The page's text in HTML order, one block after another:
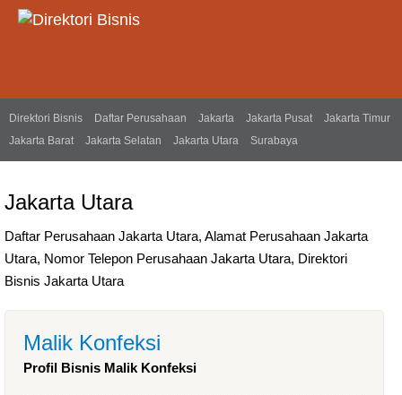
Direktori Bisnis Daftar Perusahaan Jakarta Jakarta Pusat
Jakarta Timur
Jakarta Barat
Jakarta Selatan Jakarta Utara Surabaya
Jakarta Utara
Daftar Perusahaan Jakarta Utara, Alamat Perusahaan Jakarta
Utara, Nomor Telepon Perusahaan Jakarta Utara, Direktori
Bisnis Jakarta Utara
Malik Konfeksi
Profil Bisnis Malik Konfeksi